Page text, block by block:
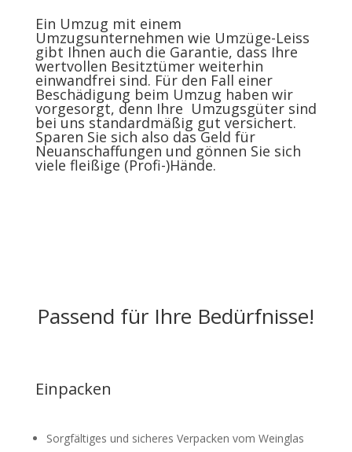
Ein Umzug mit einem
Umzugsunternehmen wie Umzüge-Leiss
gibt Ihnen auch die Garantie, dass Ihre
wertvollen Besitztümer weiterhin
einwandfrei sind. Für den Fall einer
Beschädigung beim Umzug haben wir
vorgesorgt, denn Ihre Umzugsgüter sind
bei uns standardmäßig gut versichert.
Sparen Sie sich also das Geld für
Neuanschaffungen und gönnen Sie sich
viele fleißige (Profi-)Hände.
Passend für Ihre Bedürfnisse!
Einpacken
Sorgfältiges und sicheres Verpacken vom Weinglas